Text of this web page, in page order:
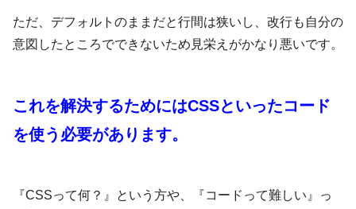
ただ、デフォルトのままだと行間は狭いし、改行も自分の
意図したところでできないため見栄えがかなり悪いです。
これを解決するためにはCSSといったコード
を使う必要があります。
『CSSって何？』という方や、『コードって難しい』っ